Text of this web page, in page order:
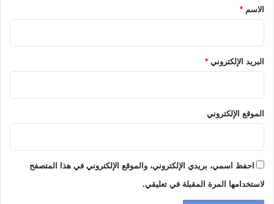
*الاسم *
البريد الإلكتروني *
الموقع الإلكتروني
احفظ اسمي، بريدي الإلكتروني، والموقع الإلكتروني في هذا المتصفح
لاستخدامها المرة المقبلة في تعليقي.